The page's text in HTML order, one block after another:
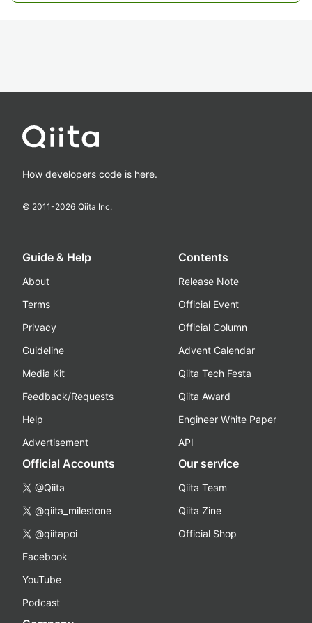
How developers code is here.
© 2011-2026 Qiita Inc.
Guide & Help
About
Terms
Privacy
Guideline
Media Kit
Feedback/Requests
Help
Advertisement
Contents
Release Note
Official Event
Official Column
Advent Calendar
Qiita Tech Festa
Qiita Award
Engineer White Paper
API
Official Accounts
@Qiita
@qiita_milestone
@qiitapoi
Facebook
YouTube
Podcast
Our service
Qiita Team
Qiita Zine
Official Shop